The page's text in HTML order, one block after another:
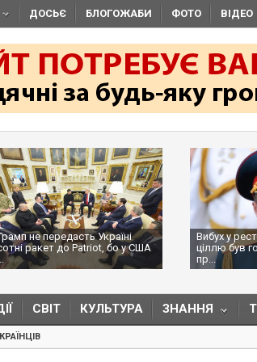
ДОСЬЄ БЛОГОЖАБИ ФОТО ВІДЕО
не передасть Україні
ракет до Patriot, бо у США
Вибух у
ціллю був
пр...
СВІТ КУЛЬТУРА ЗНАННЯ